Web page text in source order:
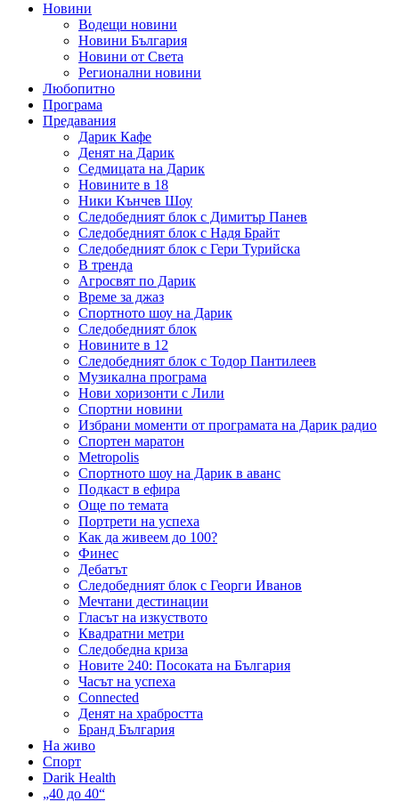
Новини
Водещи новини
Новини България
Новини от Света
Регионални новини
Любопитно
Програма
Предавания
Дарик Кафе
Денят на Дарик
Седмицата на Дарик
Новините в 18
Ники Кънчев Шоу
Следобедният блок с Димитър Панев
Следобедният блок с Надя Брайт
Следобедният блок с Гери Турийска
В тренда
Агросвят по Дарик
Време за джаз
Спортното шоу на Дарик
Следобедният блок
Новините в 12
Следобедният блок с Тодор Пантилеев
Музикална програма
Нови хоризонти с Лили
Спортни новини
Избрани моменти от програмата на Дарик радио
Спортен маратон
Metropolis
Спортното шоу на Дарик в аванс
Подкаст в ефира
Още по темата
Портрети на успеха
Как да живеем до 100?
Финес
Дебатът
Следобедният блок с Георги Иванов
Мечтани дестинации
Гласът на изкуството
Квадратни метри
Следобедна криза
Новите 240: Посоката на България
Часът на успеха
Connected
Денят на храбростта
Бранд България
На живо
Спорт
Darik Health
„40 до 40“